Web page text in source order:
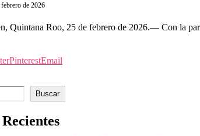
de 2026
Quintana Roo, 25 de febrero de 2026.— Con la
PinterestEmail
Buscar